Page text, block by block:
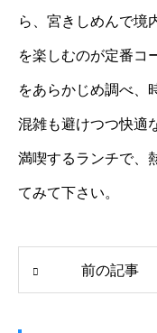
ら、宮きしめんで境
を楽しむのが定番コ
をあらかじめ調べ、
混雑も避けつつ快適
満喫するランチで、
てみて下さい。
前の記事